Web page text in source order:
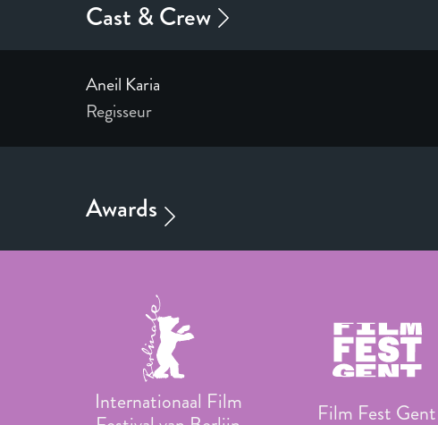
Aneil Karia
Regisseur
Internationaal Film
Film Fest Gent